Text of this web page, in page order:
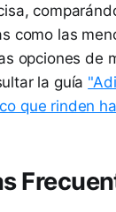
como las
opciones de
la guía
que rinden